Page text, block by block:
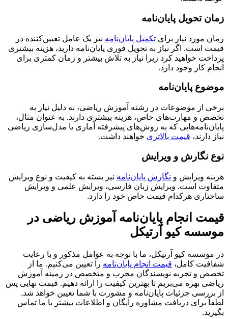
زمان تحویل پایان‌نامه
زمان مورد نیاز برای تکمیل پایان‌نامه نیز یک عامل تعیین‌کننده در
قیمت است. اگر نیاز به تحویل فوری پایان‌نامه دارید، هزینه بیشتری
پرداخت خواهید کرد زیرا نیاز به تلاش بیشتر و زمان کمتری برای
انجام کار وجود دارد.
موضوع پایان‌نامه
برخی از موضوعات در رشته آموزش ریاضی، به دلیل نیاز به
تخصص و مهارت‌های خاص، هزینه بیشتری دارند. به عنوان مثال،
پایان‌نامه‌هایی که به روش‌های پیشرفته آماری یا مدل‌سازی ریاضی
نیاز دارند، قیمت بالاتری خواهند داشت.
نوع نگارش و ویرایش
هزینه ویرایش و نگارش پایان‌نامه نیز بسته به کیفیت و نوع ویرایش
متفاوت است. ویرایش زبان فارسی، ویرایش علمی و ویرایش
ساختاری هرکدام قیمت خاص خود را دارد.
قیمت انجام پایان‌نامه آموزش ریاضی در
موسسه کیو آرتیکل
در موسسه کیو آرتیکل، ما با توجه به عوامل مذکور و با رعایت
شفافیت کامل، قیمت انجام پایان‌نامه را تعیین می‌کنیم. ما از
تخصص و تجربه نویسندگان مجرب و متخصص در زمینه آموزش
ریاضی بهره می‌بریم تا بهترین کیفیت را ارائه دهیم. قیمت نهایی پس
از بررسی جزئیات پایان‌نامه و مشورت با شما تعیین خواهد شد.
لطفاً برای دریافت مشاوره رایگان و اطلاعات بیشتر با ما تماس
بگیرید.